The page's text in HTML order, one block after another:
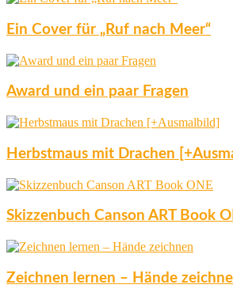
Ein Cover für „Ruf nach Meer“
Award und ein paar Fragen
Herbstmaus mit Drachen
Skizzenbuch Canson ART Book
Zeichnen lernen – Hände